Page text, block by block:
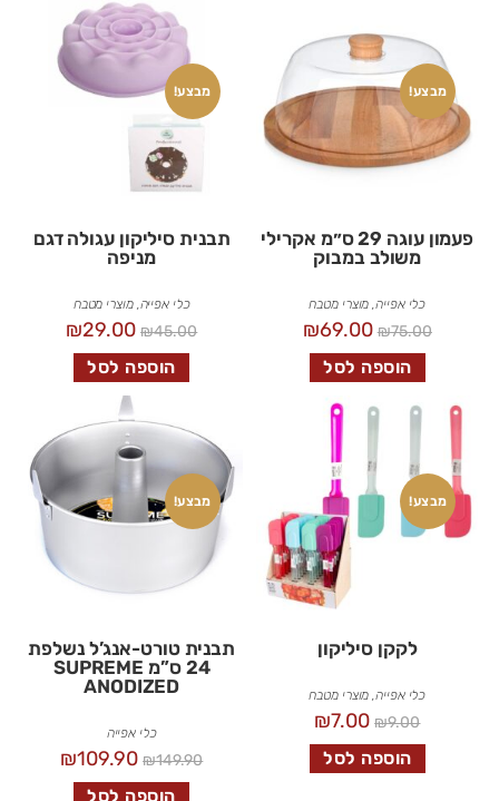
מבצע!
פעמון עוגה 29 ס״מ אקרילי
משולב במבוק
כלי אפייה, מוצרי מטבח
₪75.00
₪69.00
הוספה לסל
מבצע!
תבנית סיליקון עגולה דגם
מניפה
כלי אפייה,מוצרי מטבח
₪45.00
₪29.00
הוספה לסל
מבצע!
לקקן סיליקון
כלי אפייה, מוצרי מטבח
₪9.00
₪7.00
הוספה לסל
מבצע!
תבנית טורט-אנג’ל נשלפת
24 ס”מ SUPREME
ANODIZED
כלי אפייה
₪149.90
₪109.90
הוספה לסל